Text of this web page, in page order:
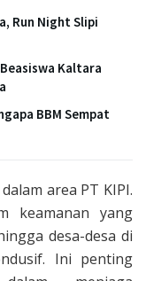
Run Night Slipi
Kaltara
BBM Sempat
area PT KIPI.
keamanan yang
desa-desa di
Ini penting